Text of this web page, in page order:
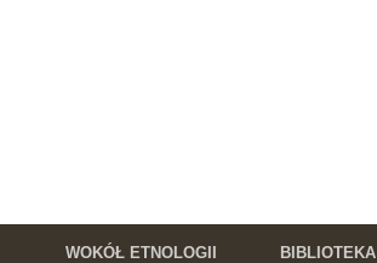
WOKÓŁ ETNOLOGII BIBLIOTEKA